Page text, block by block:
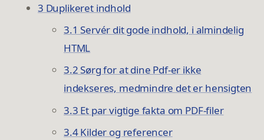
3 Duplikeret indhold
3.1 Servér dit gode indhold, i almindelig
HTML
3.2 Sørg for at dine Pdf-er ikke
indekseres, medmindre det er hensigten
3.3 Et par vigtige fakta om PDF-filer
3.4 Kilder og referencer